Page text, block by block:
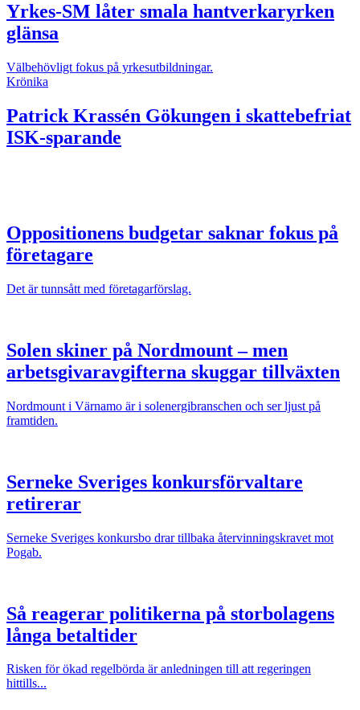
Yrkes-SM låter smala hantverkaryrken
glänsa
Välbehövligt fokus på yrkesutbildningar.
Krönika
Patrick Krassén Gökungen i skattebefriat
ISK-sparande
Oppositionens budgetar saknar fokus på
företagare
Det är tunnsått med företagarförslag.
Solen skiner på Nordmount – men
arbetsgivaravgifterna skuggar tillväxten
Nordmount i Värnamo är i solenergibranschen och ser ljust på
framtiden.
Serneke Sveriges konkursförvaltare
retirerar
Serneke Sveriges konkursbo drar tillbaka återvinningskravet mot
Pogab.
Så reagerar politikerna på storbolagens
långa betaltider
Risken för ökad regelbörda är anledningen till att regeringen
hittills...